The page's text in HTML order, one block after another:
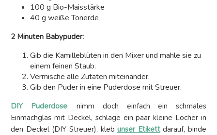
100 g Bio-Maisstärke
40 g weiße Tonerde
2 Minuten Babypuder:
Gib die Kamilleblüten in den Mixer und mahle sie zu
einem feinen Staub.
Vermische alle Zutaten miteinander.
Gib den Puder in eine Puderdose mit Streuer.
DIY Puderdose: nimm doch einfach ein schmales
Einmachglas mit Deckel, schlage ein paar kleine Löcher in
den Deckel (DIY Streuer), klebunser Etikettdarauf, binde